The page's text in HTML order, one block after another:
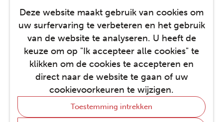
Deze website maakt gebruik van cookies om
uw surfervaring te verbeteren en het gebruik
van de website te analyseren. U heeft de
keuze om op "Ik accepteer alle cookies" te
klikken om de cookies te accepteren en
direct naar de website te gaan of uw
cookievoorkeuren te wijzigen.
Toestemming intrekken
STAP © 2026
Privacy-instellingen
Cookie policy
Privacybeleid